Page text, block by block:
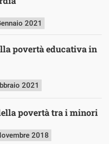
2021
povertà educativa in
2021
povertà tra i minori
2018